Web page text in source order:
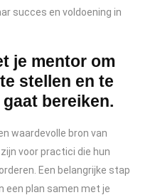
succes en voldoening in
je mentor om
stellen en te
bereiken.
waardevolle bron van
voor practici die hun
Een belangrijke stap
een plan samen met je